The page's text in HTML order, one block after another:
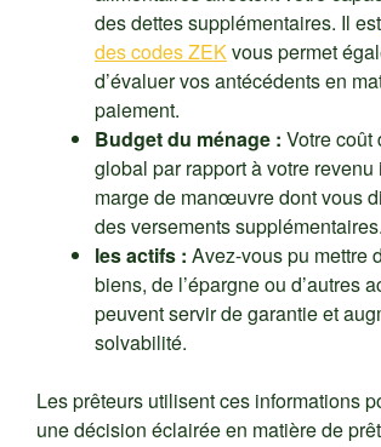
des dettes supplémentaires. Il est
des codes ZEKvous permet
d’évaluer vos antécédents en
paiement.
Budget du ménage : Votre coût
global par rapport à votre
marge de manœuvre dont vous
des versements supplémentaires.
les actifs : Avez-vous pu mettre
biens, de l’épargne ou d’autres
peuvent servir de garantie et
solvabilité.
Les prêteurs utilisent ces informations
une décision éclairée en matière de